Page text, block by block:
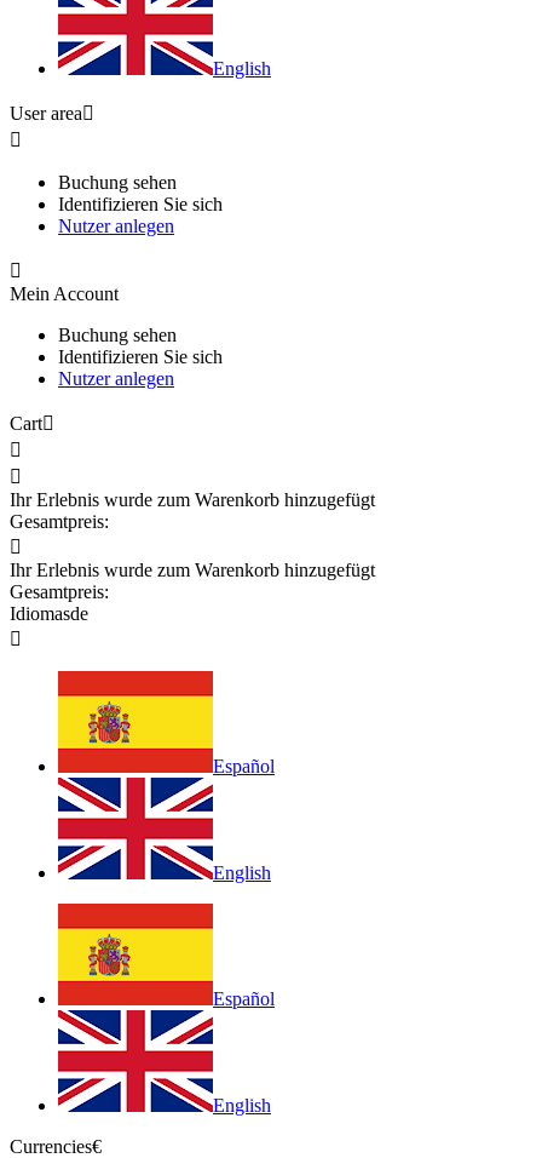
English
User area

Buchung sehen
Identifizieren Sie sich
Nutzer anlegen

Mein Account
Buchung sehen
Identifizieren Sie sich
Nutzer anlegen
Cart


Ihr Erlebnis wurde zum Warenkorb hinzugefügt
Gesamtpreis:

Ihr Erlebnis wurde zum Warenkorb hinzugefügt
Gesamtpreis:
Idiomasde

Español
English
Español
English
Currencies€